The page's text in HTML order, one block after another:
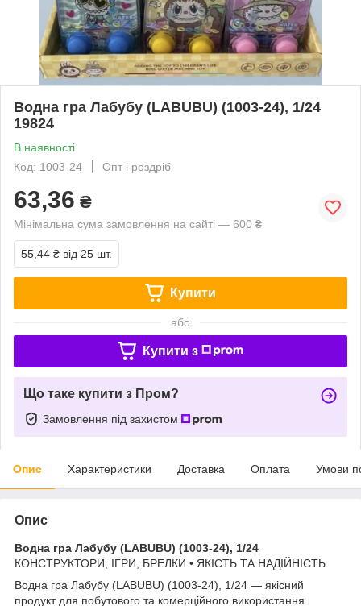
Водна гра Лабубу (LABUBU) (1003-24), 1/24
19824
В наявності
Код: 1003-24
Опт і роздріб
63,36 ₴
Мінімальна сума замовлення на сайті — 600 ₴
55,44 ₴ від 25 шт.
Купити
або
Купити з
Що таке купити з Пром?
Замовлення під захистом
Опис Характеристики Доставка Оплата Умови
Опис
Водна гра Лабубу (LABUBU) (1003-24), 1/24
КОНСТРУКТОРИ, ІГРИ, БРЕЛКИ • ЯКІСТЬ ТА НАДІЙНІСТЬ
Водна гра Лабубу (LABUBU) (1003-24), 1/24 — якісний
продукт для побутового та комерційного використання.